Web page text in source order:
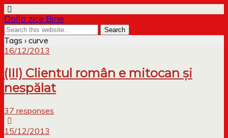
Dollo zice Bine
Tags › curve
16/12/2013
(III) Clientul român e mitocan și
nespălat
37 responses
15/12/2013